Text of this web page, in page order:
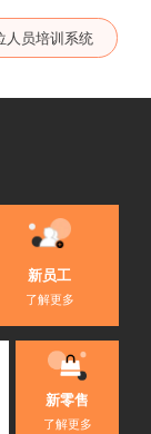
人员培训系统
新员工
了解更多
新零售
了解更多